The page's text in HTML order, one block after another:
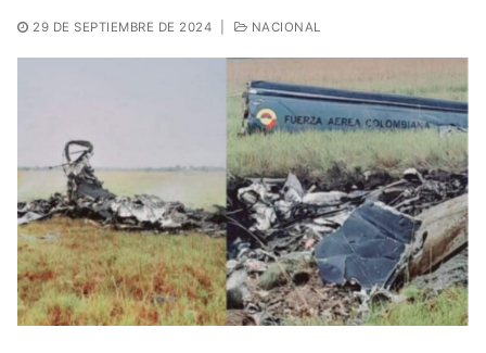
29 DE SEPTIEMBRE DE 2024 NACIONAL